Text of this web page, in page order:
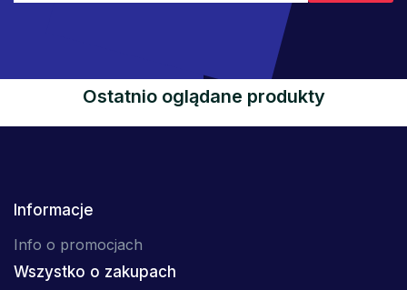
Ostatnio oglądane produkty
Informacje
Info o promocjach
Wszystko o zakupach